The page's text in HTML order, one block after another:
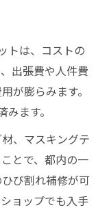
トは、コストの
出張費や人件費
が膨らみます。
ます。
、マスキングテ
とで、都内の一
び割れ補修が可
ョップでも入手